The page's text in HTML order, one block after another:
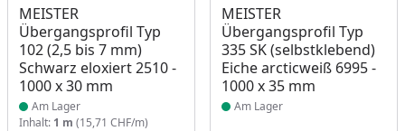
MEISTER
Übergangsprofil Typ
102 (2,5 bis 7 mm)
Schwarz eloxiert 2510 -
1000 x 30 mm
Produkt am Lager
Am Lager
Inhalt: 1 m (15,71 CHF/m)
MEISTER
Übergangsprofil Typ
335 SK (selbstklebend)
Eiche arcticweiß 6995 -
1000 x 35 mm
Produkt am Lager
Am Lager